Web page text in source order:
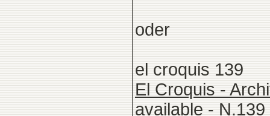
oder
el croquis 139
El Croquis -
available -